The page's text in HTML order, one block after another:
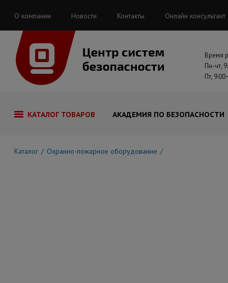
О компании Новости Контакты Онлайн консультант
Время
Пн-чт,
Пт,
КАТАЛОГ ТОВАРОВ АКАДЕМИЯ ПО БЕЗОПАСНОСТИ
Каталог Охранно-пожарное оборудование